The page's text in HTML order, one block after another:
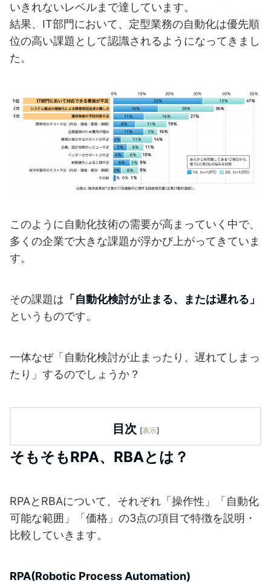
いきれないレベルまで達しています。
結果、IT部門において、定型業務の自動化は優先順
位の高い課題として認識されるようになってきまし
た。
このように自動化技術の需要が高まっていく中で、
多くの企業で大きな課題が浮かび上がってきていま
す。
その課題は 「自動化検討が止まる、または遅れる」
というものです。
一体なぜ「自動化検討が止まったり、遅れてしまっ
たり」するのでしょうか？
目次 [表示]
そもそもRPA、RBAとは？
RPAとRBAについて、それぞれ「操作性」「自動化
可能な範囲」「価格」の3点の項目で特徴を説明・
比較していきます。
RPA(Robotic Process Automation)